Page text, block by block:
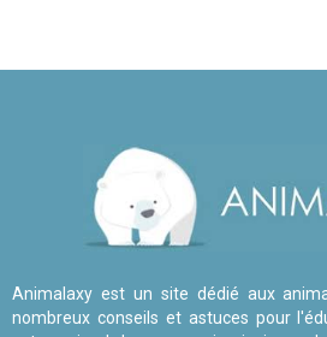
Animalaxy est un site dédié aux
nombreux conseils et astuces pour